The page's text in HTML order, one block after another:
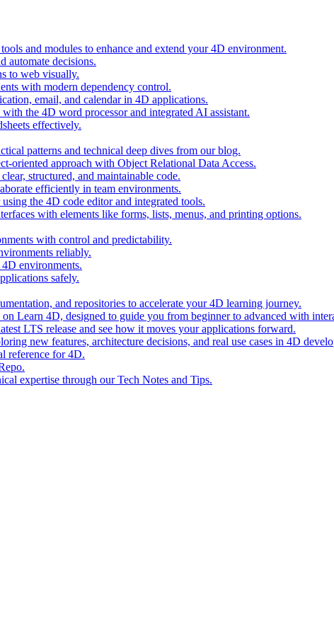
and modules to enhance and extend your 4D environment.
automate decisions.
to web visually.
with modern dependency control.
email, and calendar in 4D applications.
the 4D word processor and integrated AI assistant.
effectively.
patterns and technical deep dives from our blog.
oriented approach with Object Relational Data Access.
structured, and maintainable code.
efficiently in team environments.
the 4D code editor and integrated tools.
with elements like forms, lists, menus, and printing options.
with control and predictability.
reliably.
environments.
safely.
and repositories to accelerate your 4D learning journey.
Learn 4D, designed to guide you from beginner to advanced with
LTS release and see how it moves your applications forward.
new features, architecture decisions, and real use cases in 4D
reference for 4D.
expertise through our Tech Notes and Tips.